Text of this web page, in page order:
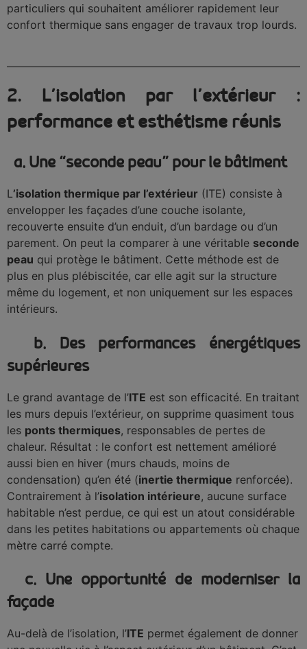
particuliers qui souhaitent améliorer rapidement leur
confort thermique sans engager de travaux trop lourds.
2. L’isolation par l’extérieur :
performance et esthétisme réunis
a. Une “seconde peau” pour le bâtiment
L’isolation thermique par l’extérieur (ITE) consiste à
envelopper les façades d’une couche isolante,
recouverte ensuite d’un enduit, d’un bardage ou d’un
parement. On peut la comparer à une véritable seconde
peau qui protège le bâtiment. Cette méthode est de
plus en plus plébiscitée, car elle agit sur la structure
même du logement, et non uniquement sur les espaces
intérieurs.
b. Des performances énergétiques
supérieures
Le grand avantage de l’ITE est son efficacité. En traitant
les murs depuis l’extérieur, on supprime quasiment tous
les ponts thermiques, responsables de pertes de
chaleur. Résultat : le confort est nettement amélioré
aussi bien en hiver (murs chauds, moins de
condensation) qu’en été (inertie thermique renforcée).
Contrairement à l’isolation intérieure, aucune surface
habitable n’est perdue, ce qui est un atout considérable
dans les petites habitations ou appartements où chaque
mètre carré compte.
c. Une opportunité de moderniser la
façade
Au-delà de l’isolation, l’ITE permet également de donner